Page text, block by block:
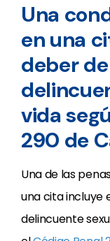
Una
en una
deber
vida
290 de
Una de las
una cita incluye
delincuente